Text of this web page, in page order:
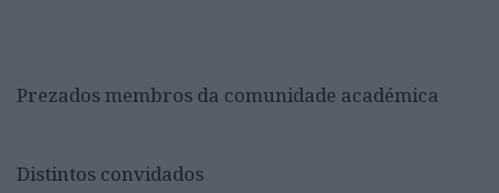
Prezados membros da comunidade académica
Distintos convidados